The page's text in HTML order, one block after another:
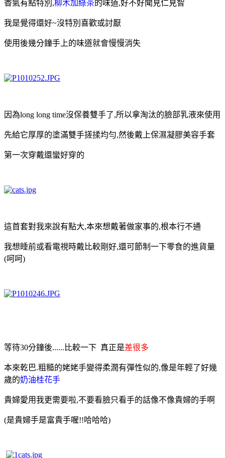
香氣有點特別,柳木加綠茶的味道,好不好聞見仁見智
我是覺得還好~沒特別喜歡或討厭
使用後幾分鐘手上的味道就會慢慢消失
因為long long time沒保養雙手了,所以拿淘汰的臉部乳液來使用
先給它厚厚的塗滿雙手搓揉均勻,然後戴上保濕凝膠美容手套
第一次穿戴還蠻好穿的
這首套對我來說有點大,本來想戴著做家事的,根本行不通
我想睡前或看電視時戴比較剛好,還可節制一下零食的進貨量
(呵呵)
等待30分鐘後...... 比較一下 真正是差很多
本來乾巴.粗糙的姥姥手變得柔潤有彈性似的,像是年輕了好幾
歲的奶油桂花手
貴婦愛用我更需要啦,不要看臉只看手的話像不像貴婦的手啊
(是貴婦手是富貴手喔!!哈哈哈)